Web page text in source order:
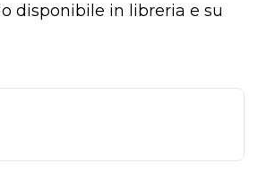
disponibile in libreria e su